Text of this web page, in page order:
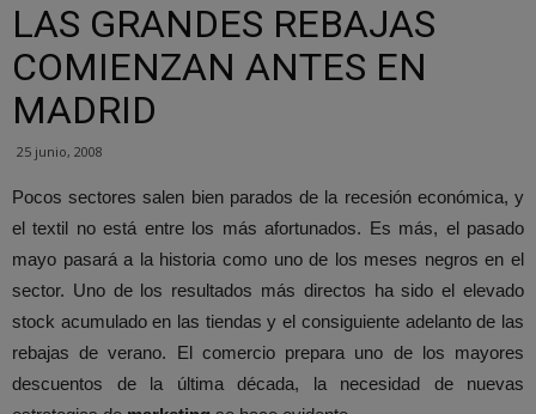
LAS GRANDES REBAJAS
COMIENZAN ANTES EN
MADRID
25 junio, 2008
Pocos sectores salen bien parados de la recesión económica, y
el textil no está entre los más afortunados. Es más, el pasado
mayo pasará a la historia como uno de los meses negros en el
sector. Uno de los resultados más directos ha sido el elevado
stock acumulado en las tiendas y el consiguiente adelanto de las
rebajas de verano. El comercio prepara uno de los mayores
descuentos de la última década, la necesidad de nuevas